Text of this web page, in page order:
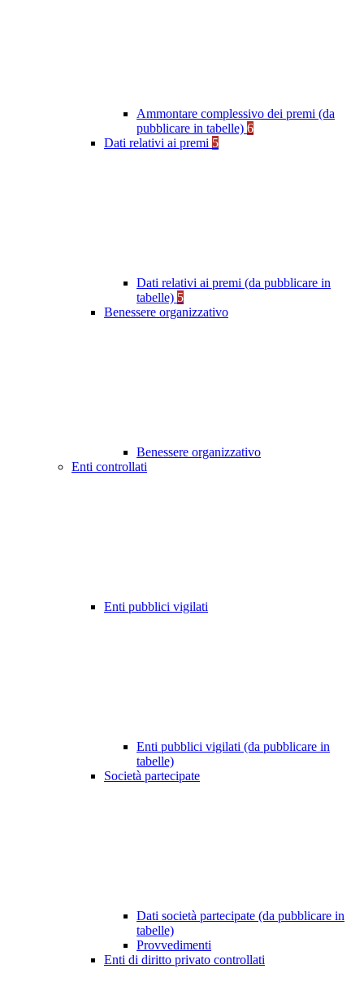
Ammontare complessivo dei premi (da
pubblicare in tabelle) 6
Dati relativi ai premi 5
Dati relativi ai premi (da pubblicare in
tabelle) 5
Benessere organizzativo
Benessere organizzativo
Enti controllati
Enti pubblici vigilati
Enti pubblici vigilati (da pubblicare in
tabelle)
Società partecipate
Dati società partecipate (da pubblicare in
tabelle)
Provvedimenti
Enti di diritto privato controllati